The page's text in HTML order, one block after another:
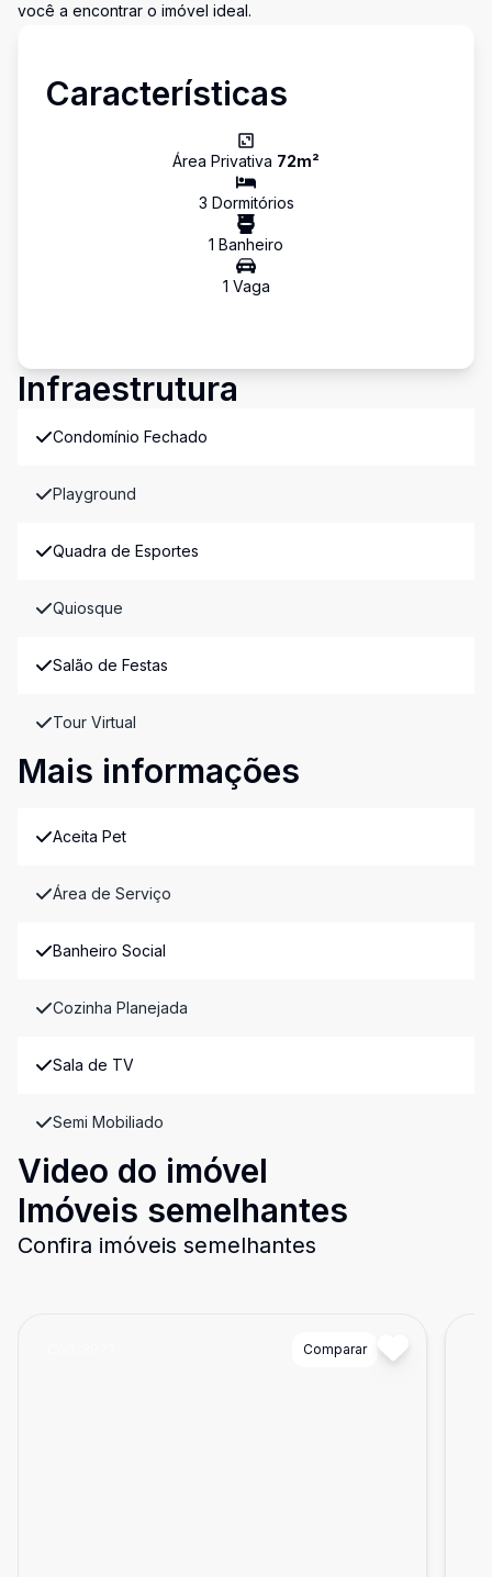
você a encontrar o imóvel ideal.
Características
Área Privativa 72m²
3 Dormitórios
1 Banheiro
1 Vaga
Infraestrutura
Condomínio Fechado
Playground
Quadra de Esportes
Quiosque
Salão de Festas
Tour Virtual
Mais informações
Aceita Pet
Área de Serviço
Banheiro Social
Cozinha Planejada
Sala de TV
Semi Mobiliado
Video do imóvel
Imóveis semelhantes
Confira imóveis semelhantes
Comparar